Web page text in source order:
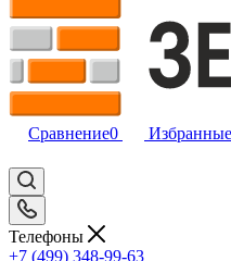
Сравнение0
Телефоны
+7 (499) 348-99-63